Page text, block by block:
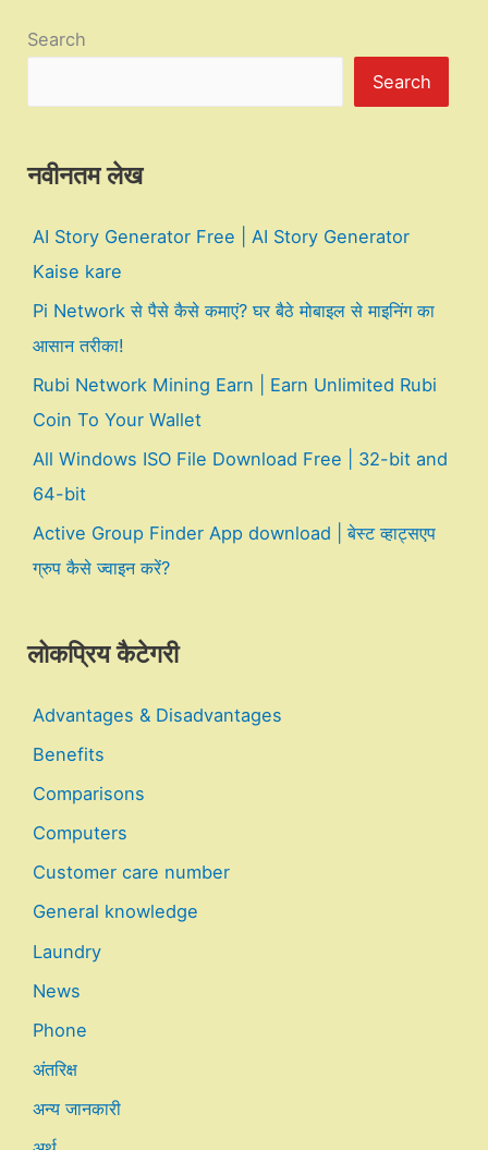
Search
Search
नवीनतम लेख
AI Story Generator Free | AI Story Generator
Kaise kare
Pi Network से पैसे कैसे कमाएं? घर बैठे मोबाइल से माइनिंग का
आसान तरीका!
Rubi Network Mining Earn | Earn Unlimited Rubi
Coin To Your Wallet
All Windows ISO File Download Free | 32-bit and
64-bit
Active Group Finder App download | बेस्ट व्हाट्सएप
ग्रुप कैसे ज्वाइन करें?
लोकप्रिय कैटेगरी
Advantages & Disadvantages
Benefits
Comparisons
Computers
Customer care number
General knowledge
Laundry
News
Phone
अंतरिक्ष
अन्य जानकारी